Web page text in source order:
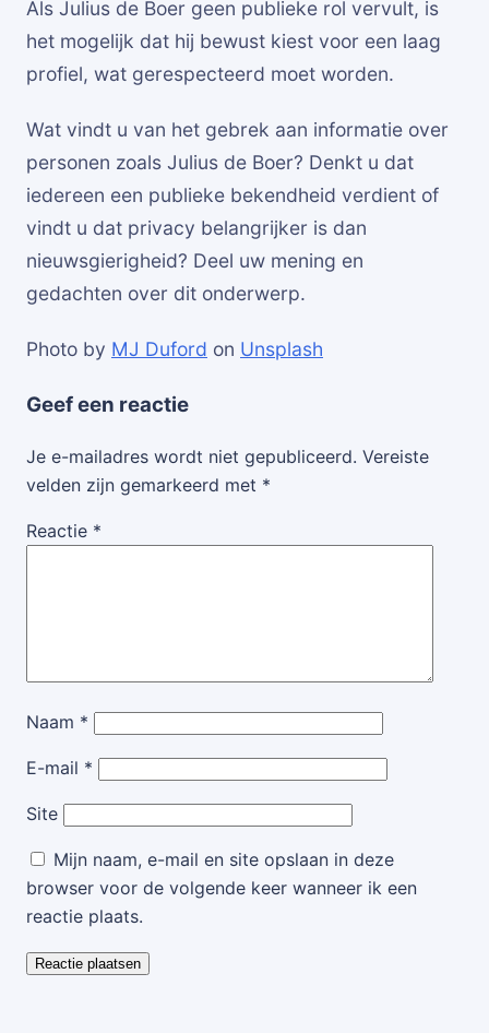
Als Julius de Boer geen publieke rol vervult, is
het mogelijk dat hij bewust kiest voor een laag
profiel, wat gerespecteerd moet worden.
Wat vindt u van het gebrek aan informatie over
personen zoals Julius de Boer? Denkt u dat
iedereen een publieke bekendheid verdient of
vindt u dat privacy belangrijker is dan
nieuwsgierigheid? Deel uw mening en
gedachten over dit onderwerp.
Photo by MJ Duford on Unsplash
Geef een reactie
Je e-mailadres wordt niet gepubliceerd. Vereiste
velden zijn gemarkeerd met *
Reactie *
Naam *
E-mail *
Site
Mijn naam, e-mail en site opslaan in deze
browser voor de volgende keer wanneer ik een
reactie plaats.